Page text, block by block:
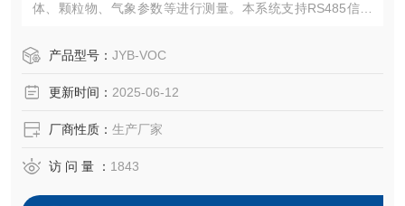
体、颗粒物、气象参数等进行测量。本系统支持RS485信号
将测量数据传送到云平台.
产品型号： JYB-VOC
更新时间： 2025-06-12
厂商性质： 生产厂家
访 问 量 ： 1843